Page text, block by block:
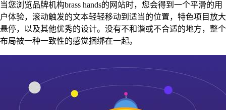
当您浏览品牌机构brass hands的网站时，您会得到一个平滑的用
户体验，滚动触发的文本轻轻移动到适当的位置，特色项目放大
悬停，以及其他优秀的设计。没有不和谐或不合适的地方，整个
布局被一种一致性的感觉捆绑在一起。